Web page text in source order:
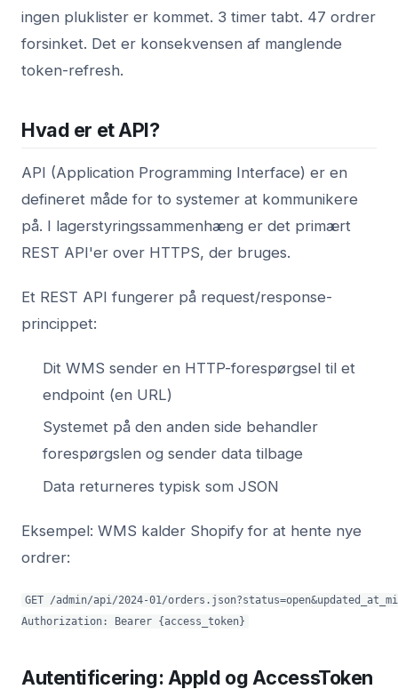
ingen pluklister er kommet. 3 timer tabt. 47 ordrer
forsinket. Det er konsekvensen af manglende
token-refresh.
Hvad er et API?
API (Application Programming Interface) er en
defineret måde for to systemer at kommunikere
på. I lagerstyringssammenhæng er det primært
REST API'er over HTTPS, der bruges.
Et REST API fungerer på request/response-
princippet:
Dit WMS sender en HTTP-forespørgsel til et
endpoint (en URL)
Systemet på den anden side behandler
forespørgslen og sender data tilbage
Data returneres typisk som JSON
Eksempel: WMS kalder Shopify for at hente nye
ordrer:
GET /admin/api/2024-01/
Authorization: Bearer {access_token}
Autentificering: AppId og AccessToken